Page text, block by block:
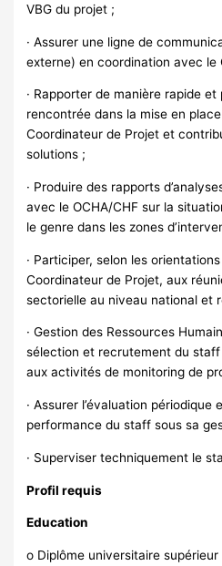
VBG du projet ;
· Assurer une ligne de
externe) en coordination avec le
· Rapporter de manière rapide
rencontrée dans la mise en
Coordinateur de Projet et
solutions ;
· Produire des rapports
avec le OCHA/CHF sur la
le genre dans les zones
· Participer, selon les
Coordinateur de Projet, aux
sectorielle au niveau national et
· Gestion des Ressources
sélection et recrutement du
aux activités de monitoring de
· Assurer l’évaluation
performance du staff sous sa
· Superviser techniquement le
Profil requis
Education
o Diplôme universitaire